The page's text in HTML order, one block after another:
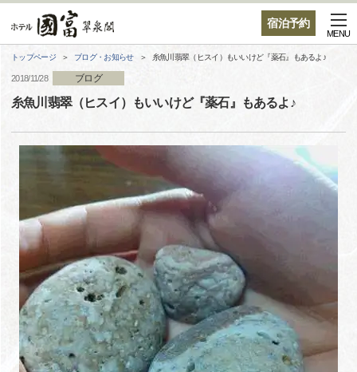
宿泊予約
MENU
トップページ ブログ・お知らせ 糸魚川翡翠（ヒスイ）もいいけど『薬石』もあるよ♪
2018/11/28 ブログ
糸魚川翡翠（ヒスイ）もいいけど『薬石』もあるよ♪